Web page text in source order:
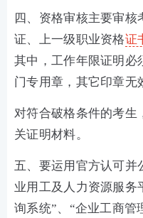
四、资格审核主要审
证、上一级职业资格证
其中，工作年限证明必
门专用章，其它印章无
对符合破格条件的考生
关证明材料。
五、要运用官方认可并
业用工及人力资源服务
询系统”、“企业工商管